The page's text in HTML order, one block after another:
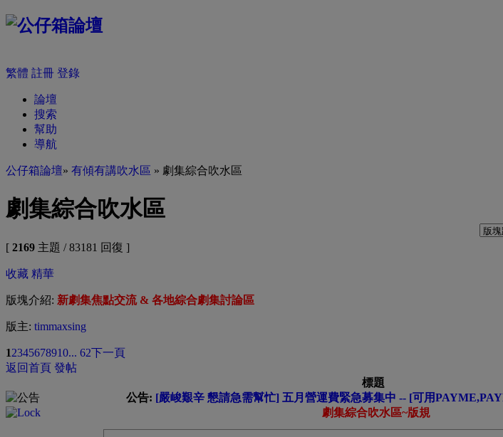
繁體 註冊 登錄
論壇
搜索
幫助
導航
公仔箱論壇» 有傾有講吹水區 » 劇集綜合吹水區
劇集綜合吹水區
[ 2169 主題 / 83181 回復 ]
收藏 精華
版塊介紹: 新劇集焦點交流 & 各地綜合劇集討論區
版主: timmaxsing
12345678910... 62下一頁
返回首頁 發帖
標題
公告: [嚴峻艱辛 懇請急需幫忙] 五月營運費緊急募集中 -- [可用
劇集綜合吹水區~版規